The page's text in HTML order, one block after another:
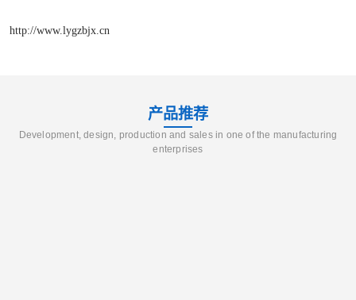
http://www.lygzbjx.cn
产品推荐
Development, design, production and sales in one of the manufacturing
enterprises